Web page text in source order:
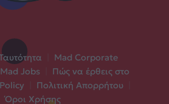
Mad Corporate
Mad Jobs
Πώς να έρθεις στο
Πολιτική Απορρήτου
Όροι Χρήσης